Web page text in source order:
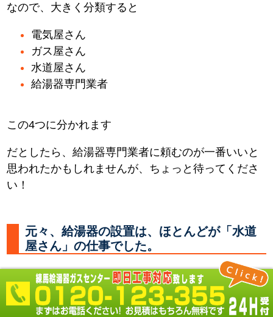
なので、大きく分類すると
電気屋さん
ガス屋さん
水道屋さん
給湯器専門業者
この4つに分かれます
だとしたら、給湯器専門業者に頼むのが一番いいと
思われたかもしれませんが、ちょっと待ってくださ
い！
元々、給湯器の設置は、ほとんどが「水道
屋さん」の仕事でした。
何故なら 必要なところに水やお湯を供給する配管を
し、器具を取付るのは「水道屋さん」だからです。